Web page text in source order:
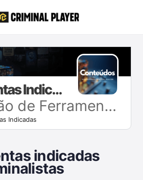
Ferramentas Indicadas
Indicação de Ferramentas para Criminalistas
Indicadas
indicadas